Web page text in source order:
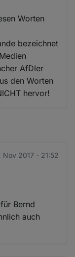
Worten
bezeichnet
AfDler
den Worten
hervor!
Nov 2017 - 21:52
Bernd
auch